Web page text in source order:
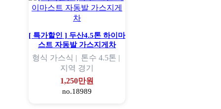
[ 특가할인 ] 두산4.5톤 하이마
스트 자동발 가스지게차
형식 가스식 | 톤수 4.5톤 |
지역 경기
1,250만원
no.18989